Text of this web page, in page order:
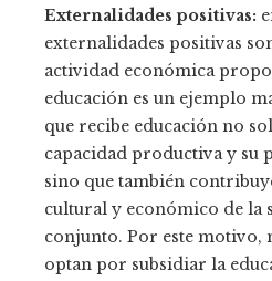
Externalidades positivas:
externalidades positivas
actividad económica
educación es un ejemplo
que recibe educación no
capacidad productiva y su
sino que también
cultural y económico de la
conjunto. Por este motivo,
optan por subsidiar la